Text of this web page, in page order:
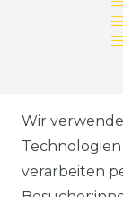
Wir
verarbeiten